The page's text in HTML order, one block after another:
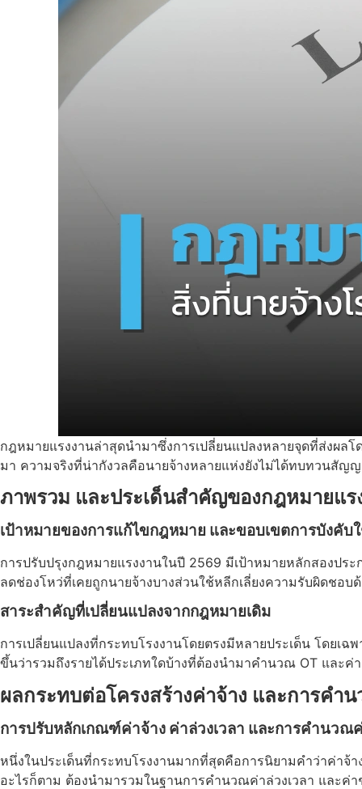
กฎหมายแรงงานล่าสุดนำมาซึ่งการเปลี่ยนแปลงหลายจุดที่ส่งผ
มา ความจริงที่น่ากังวลคือนายจ้างหลายแห่งยังไม่ได้ทบทวนสัญ
ภาพรวม และประเด็นสำคัญของกฎหมายแ
เป้าหมายของการแก้ไขกฎหมาย และขอบเขตการบังคับ
การปรับปรุงกฎหมายแรงงานในปี 2569 มีเป้าหมายหลักสองปร
ลดช่องโหว่ที่เคยถูกนายจ้างบางส่วนใช้หลีกเลี่ยงความรับผิดชอ
สาระสำคัญที่เปลี่ยนแปลงจากกฎหมายเดิม
การเปลี่ยนแปลงที่กระทบโรงงานโดยตรงมีหลายประเด็น โดย
ขึ้นว่ารวมถึงรายได้ประเภทใดบ้างที่ต้องนำมาคำนวณ OT และค่
ผลกระทบต่อโครงสร้างค่าจ้าง และการคำ
การปรับหลักเกณฑ์ค่าจ้าง ค่าล่วงเวลา และการคำนว
หนึ่งในประเด็นที่กระทบโรงงานมากที่สุดคือการนิยามคำว่าค่าจ้
อะไรก็ตาม ต้องนำมารวมในฐานการคำนวณค่าล่วงเวลา และค่